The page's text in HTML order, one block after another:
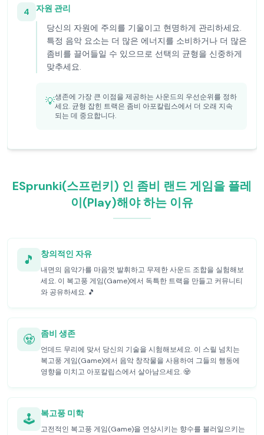
4
자원 관리
당신의 자원에 주의를 기울이고 현명하게 관리하세요.
특정 음악 요소는 더 많은 에너지를 소비하거나 더 많은
좀비를 끌어들일 수 있으므로 선택의 균형을 신중하게
맞추세요.
💡생존에 가장 큰 이점을 제공하는 사운드의 우선순위를 정하
세요. 균형 잡힌 트랙은 좀비 아포칼립스에서 더 오래 지속
되는 데 중요합니다.
ESprunki(스프런키) 인 좀비 랜드 게임을 플레
이(Play)해야 하는 이유
🎵 창의적인 자유
내면의 음악가를 마음껏 발휘하고 무제한 사운드 조합을 실험해보
세요. 이 복고풍 게임(Game)에서 독특한 트랙을 만들고 커뮤니티
와 공유하세요. 🎵
🧟 좀비 생존
언데드 무리에 맞서 당신의 기술을 시험해보세요. 이 스릴 넘치는
복고풍 게임(Game)에서 음악 창작물을 사용하여 그들의 행동에
영향을 미치고 아포칼립스에서 살아남으세요. 🧟
🕹️ 복고풍 미학
고전적인 복고풍 게임(Game)을 연상시키는 향수를 불러일으키는